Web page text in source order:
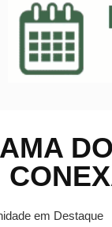
em Destaque